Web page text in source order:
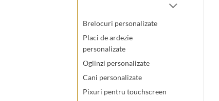
Brelocuri personalizate
Placi de ardezie
personalizate
Oglinzi personalizate
Cani personalizate
Pixuri pentru touchscreen